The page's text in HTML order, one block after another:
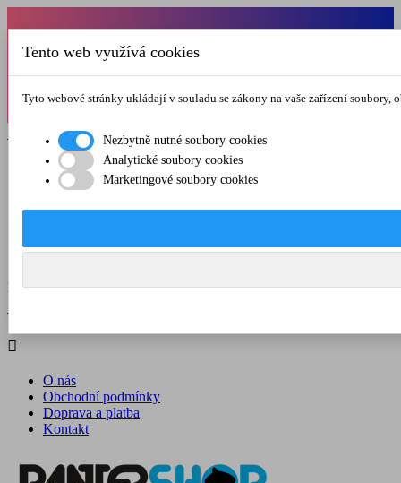
Od 1.7.-31.8.2026 budeme mít v pátek
zkrácenou provozní dobu do 12.00 hod. Přejeme
Registrovat  Přihlásit se
O nás
Kontakt
Menu  

O nás
Obchodní podmínky
Doprava a platba
Kontakt
Tento web využívá cookies
Tyto webové stránky ukládají v souladu se zákony na vaše zařízení
Nezbytně nutné soubory cookies
Analytické soubory cookies
Marketingové soubory cookies